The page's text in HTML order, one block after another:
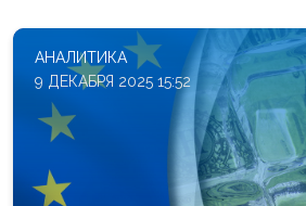
АНАЛИТИКА
9 ДЕКАБРЯ 2025 15:52